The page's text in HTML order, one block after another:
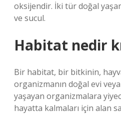
oksijendir. İki tür doğal
ve sucul.
Habitat nedir
Bir habitat, bir bitkinin,
organizmanın doğal evi
yaşayan organizmalara
hayatta kalmaları için alan